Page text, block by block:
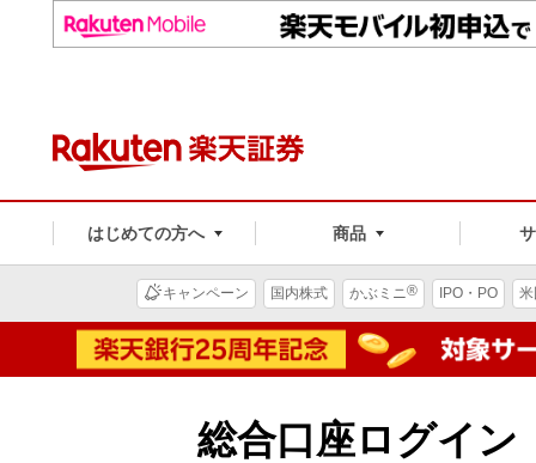
はじめての方へ 商品
キャンペーン 国内株式 かぶミニ® IPO・PO
総合口座ログイン